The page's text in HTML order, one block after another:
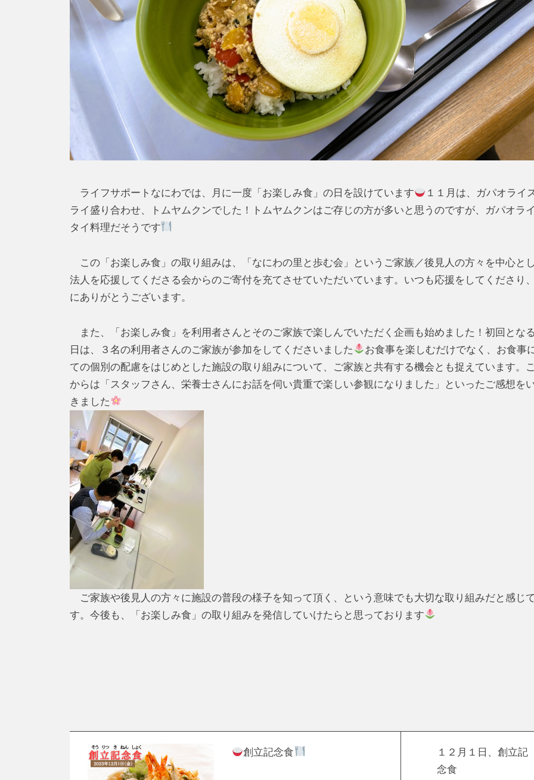
ライフサポートなにわでは、月に一度「お楽しみ食」の日を設けています
１１月は、ガパオライ
ライ盛り合わせ、トムヤムクンでした！トムヤムクンはご存じの方が多いと思うのですが、ガパオラ
タイ料理だそうです
この「お楽しみ食」の取り組みは、「なにわの里と歩む会」というご家族／後見人の方々を中心と
法人を応援してくださる会からのご寄付を充てさせていただいています。いつも応援をしてくださり
にありがとうございます。
また、「お楽しみ食」を利用者さんとそのご家族で楽しんでいただく企画も始めました！初回とな
日は、３名の利用者さんのご家族が参加をしてくださいました
お食事を楽しむだけでなく、お食事
ての個別の配慮をはじめとした施設の取り組みについて、ご家族と共有する機会とも捉えています。
からは「スタッフさん、栄養士さんにお話を伺い貴重で楽しい参観になりました」といったご感想を
きました
ご家族や後見人の方々に施設の普段の様子を知って頂く、という意味でも大切な取り組みだと感じ
す。今後も、「お楽しみ食」の取り組みを発信していけたらと思っております
創立記念食
１２月１日、創立記
念食